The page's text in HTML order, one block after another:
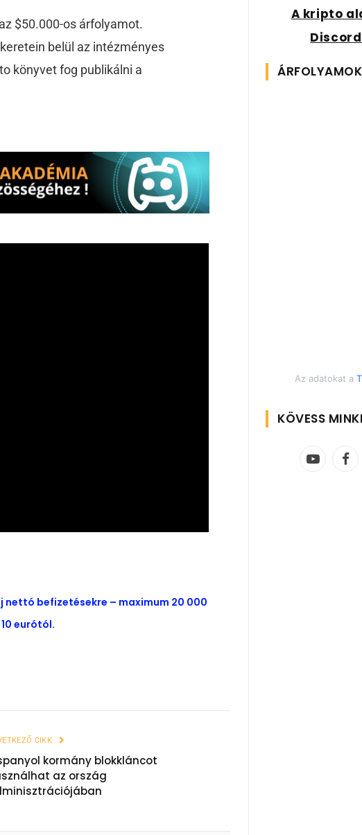
$50.000-os árfolyamot.
belül az intézményes
könyvet fog publikálni a
nettó befizetésekre – maximum 20 000
eurótól.
CIKK
kormány blokkláncot
az ország
A kripto
ÁRFOLYAMOK
Az adatokat a
KÖVESS
YouTube